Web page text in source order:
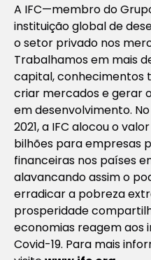
A IFC—membro do
instituição global de
o setor privado nos
Trabalhamos em mais
capital, conhecimentos
criar mercados e gerar
em desenvolvimento.
2021, a IFC alocou o
bilhões para empresas
financeiras nos países
alavancando assim o
erradicar a pobreza
prosperidade
economias reagem aos
Covid-19. Para mais